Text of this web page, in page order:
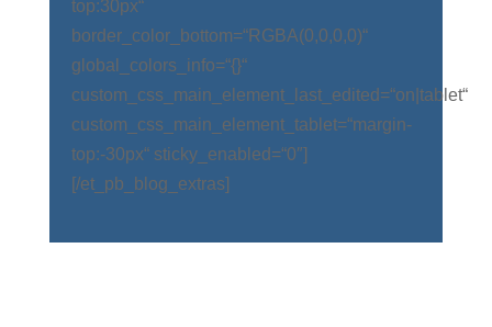
top:30px“
border_color_bottom=“RGBA(0,0,0,0)“
global_colors_info=“{}“
custom_css_main_element_last_edited=“on|tablet“
custom_css_main_element_tablet=“margin-
top:-30px“ sticky_enabled=“0″]
[/et_pb_blog_extras]